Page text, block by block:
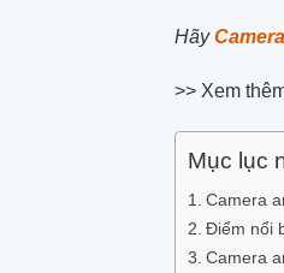
Hãy
>> Xem
Mục lục
Camera
Điểm nổi
Camera